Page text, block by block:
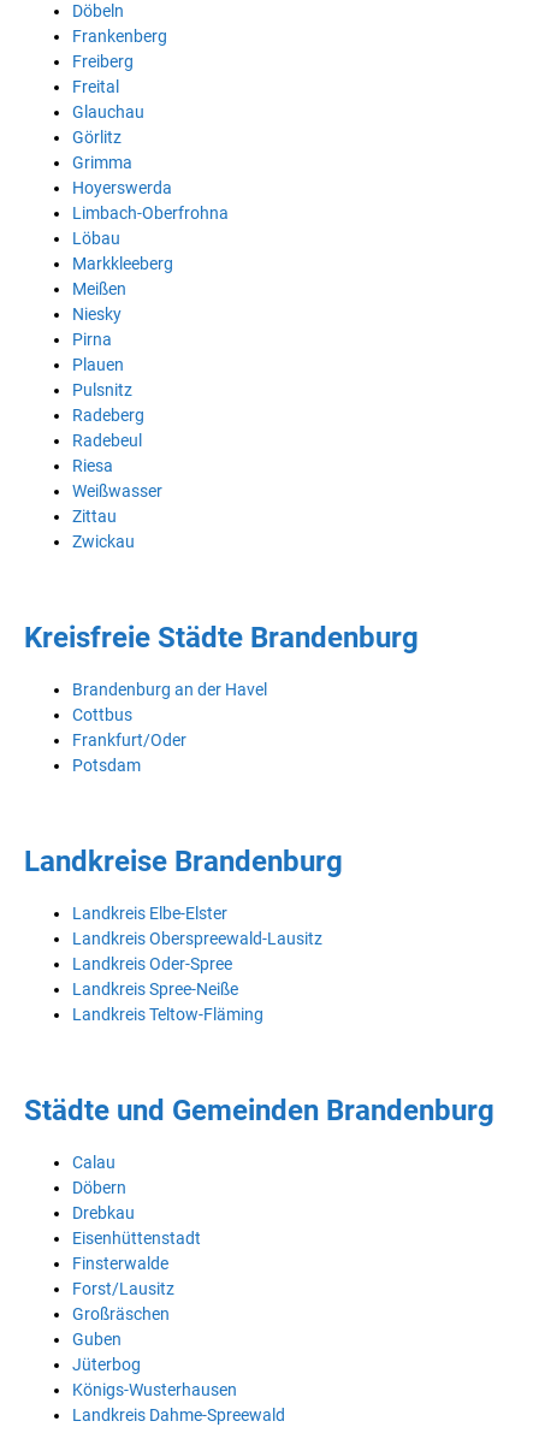
Döbeln
Frankenberg
Freiberg
Freital
Glauchau
Görlitz
Grimma
Hoyerswerda
Limbach-Oberfrohna
Löbau
Markkleeberg
Meißen
Niesky
Pirna
Plauen
Pulsnitz
Radeberg
Radebeul
Riesa
Weißwasser
Zittau
Zwickau
Kreisfreie Städte Brandenburg
Brandenburg an der Havel
Cottbus
Frankfurt/Oder
Potsdam
Landkreise Brandenburg
Landkreis Elbe-Elster
Landkreis Oberspreewald-Lausitz
Landkreis Oder-Spree
Landkreis Spree-Neiße
Landkreis Teltow-Fläming
Städte und Gemeinden Brandenburg
Calau
Döbern
Drebkau
Eisenhüttenstadt
Finsterwalde
Forst/Lausitz
Großräschen
Guben
Jüterbog
Königs-Wusterhausen
Landkreis Dahme-Spreewald